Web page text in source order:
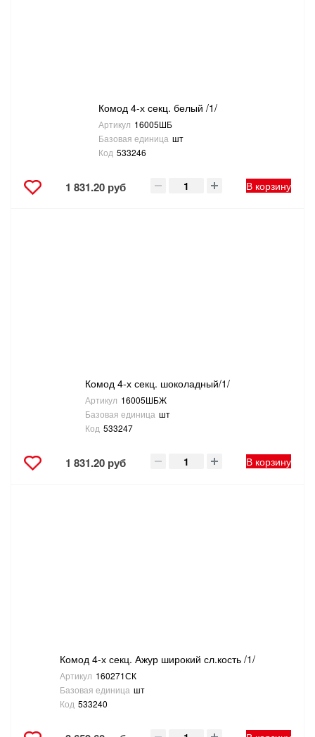
Комод 4-х секц. белый /1/
Артикул 16005ШБ
Базовая единица шт
Код 533246
1 831.20 руб В корзину
Комод 4-х секц. шоколадный/1/
Артикул 16005ШБЖ
Базовая единица шт
Код 533247
1 831.20 руб В корзину
Комод 4-х секц. Ажур широкий сл.кость /1/
Артикул 160271СК
Базовая единица шт
Код 533240